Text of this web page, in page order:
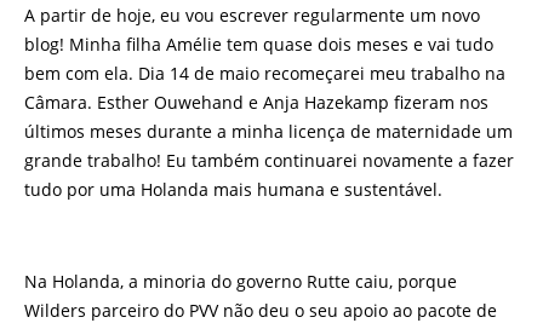
A partir de hoje, eu vou escrever regularmente um novo
blog! Minha filha Amélie tem quase dois meses e vai tudo
bem com ela. Dia 14 de maio recomeçarei meu trabalho na
Câmara. Esther Ouwehand e Anja Hazekamp fizeram nos
últimos meses durante a minha licença de maternidade um
grande trabalho! Eu também continuarei novamente a fazer
tudo por uma Holanda mais humana e sustentável.
Na Holanda, a minoria do governo Rutte caiu, porque
Wilders parceiro do PVV não deu o seu apoio ao pacote de